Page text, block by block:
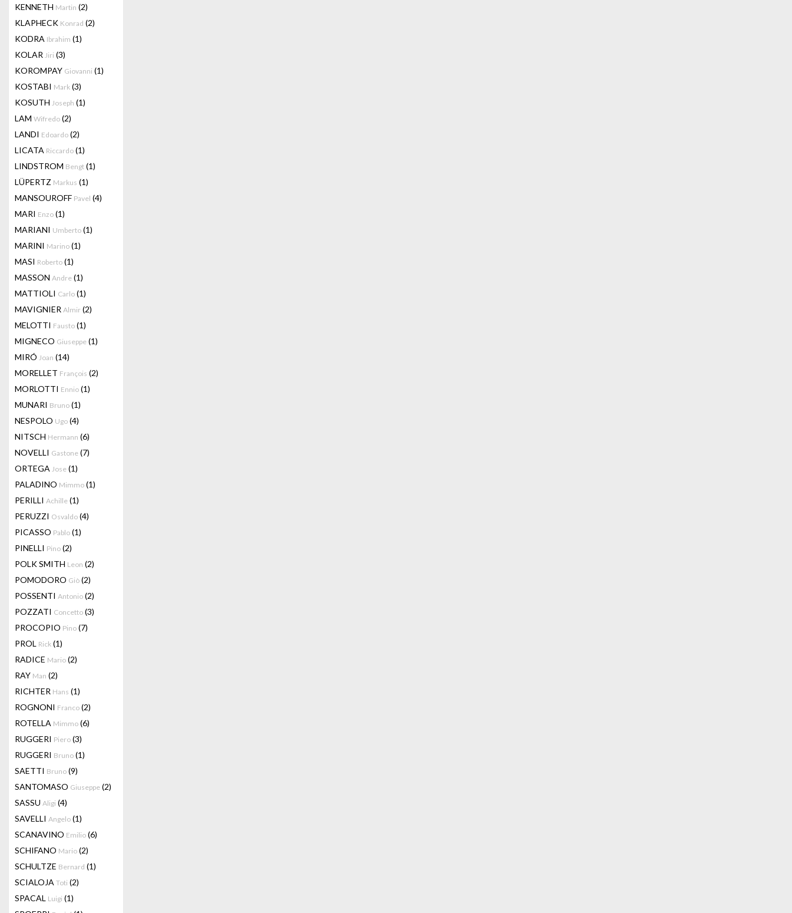
KENNETH Martin (2)
KLAPHECK Konrad (2)
KODRA Ibrahim (1)
KOLAR Jiri (3)
KOROMPAY Giovanni (1)
KOSTABI Mark (3)
KOSUTH Joseph (1)
LAM Wifredo (2)
LANDI Edoardo (2)
LICATA Riccardo (1)
LINDSTROM Bengt (1)
LÜPERTZ Markus (1)
MANSOUROFF Pavel (4)
MARI Enzo (1)
MARIANI Umberto (1)
MARINI Marino (1)
MASI Roberto (1)
MASSON Andre (1)
MATTIOLI Carlo (1)
MAVIGNIER Almir (2)
MELOTTI Fausto (1)
MIGNECO Giuseppe (1)
MIRÓ Joan (14)
MORELLET François (2)
MORLOTTI Ennio (1)
MUNARI Bruno (1)
NESPOLO Ugo (4)
NITSCH Hermann (6)
NOVELLI Gastone (7)
ORTEGA Jose (1)
PALADINO Mimmo (1)
PERILLI Achille (1)
PERUZZI Osvaldo (4)
PICASSO Pablo (1)
PINELLI Pino (2)
POLK SMITH Leon (2)
POMODORO Giò (2)
POSSENTI Antonio (2)
POZZATI Concetto (3)
PROCOPIO Pino (7)
PROL Rick (1)
RADICE Mario (2)
RAY Man (2)
RICHTER Hans (1)
ROGNONI Franco (2)
ROTELLA Mimmo (6)
RUGGERI Piero (3)
RUGGERI Bruno (1)
SAETTI Bruno (9)
SANTOMASO Giuseppe (2)
SASSU Aligi (4)
SAVELLI Angelo (1)
SCANAVINO Emilio (6)
SCHIFANO Mario (2)
SCHULTZE Bernard (1)
SCIALOJA Toti (2)
SPACAL Luigi (1)